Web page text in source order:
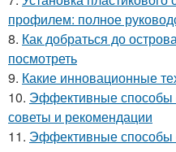
профилем: полное
8. Как добраться до
посмотреть
9. Какие инновационные
10. Эффективные способы
советы и рекомендации
11. Эффективные способы